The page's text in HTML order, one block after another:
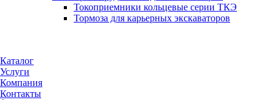
Токоприемники кольцевые серии ТКЭ
Тормоза для карьерных экскаваторов
Каталог
Услуги
Компания
Контакты